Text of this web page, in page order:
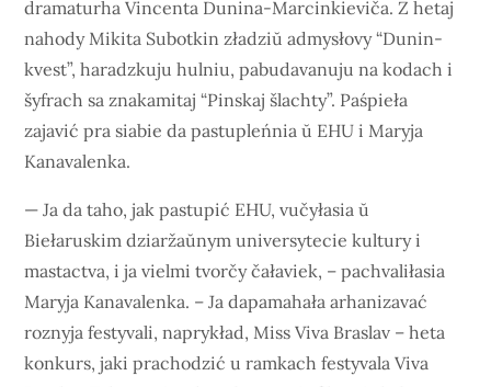
dramaturha Vincenta Dunina-Marcinkieviča. Z hetaj
nahody Mikita Subotkin zładziŭ admysłovy “Dunin-
kvest”, haradzkuju hulniu, pabudavanuju na kodach i
šyfrach sa znakamitaj “Pinskaj šlachty”. Paśpieła
zajavić pra siabie da pastupleńnia ŭ EHU i Maryja
Kanavalenka.
— Ja da taho, jak pastupić EHU, vučyłasia ŭ
Biełaruskim dziaržaŭnym universytecie kultury i
mastactva, i ja vielmi tvorčy čałaviek, – pachvaliłasia
Maryja Kanavalenka. – Ja dapamahała arhanizavać
roznyja festyvali, naprykład, Miss Viva Braslav – heta
konkurs, jaki prachodzić u ramkach festyvala Viva